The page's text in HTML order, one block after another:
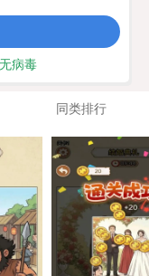
无病毒
同类排行